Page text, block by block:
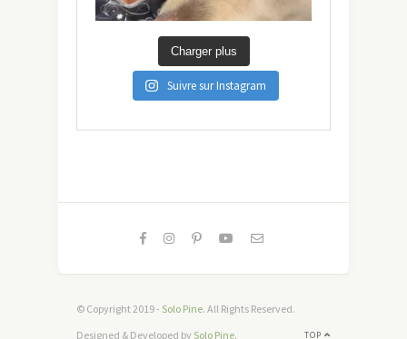
Charger plus
Suivre sur Instagram
© Copyright 2019 - Solo Pine. All Rights Reserved.
TOP
Designed & Developed by Solo Pine.